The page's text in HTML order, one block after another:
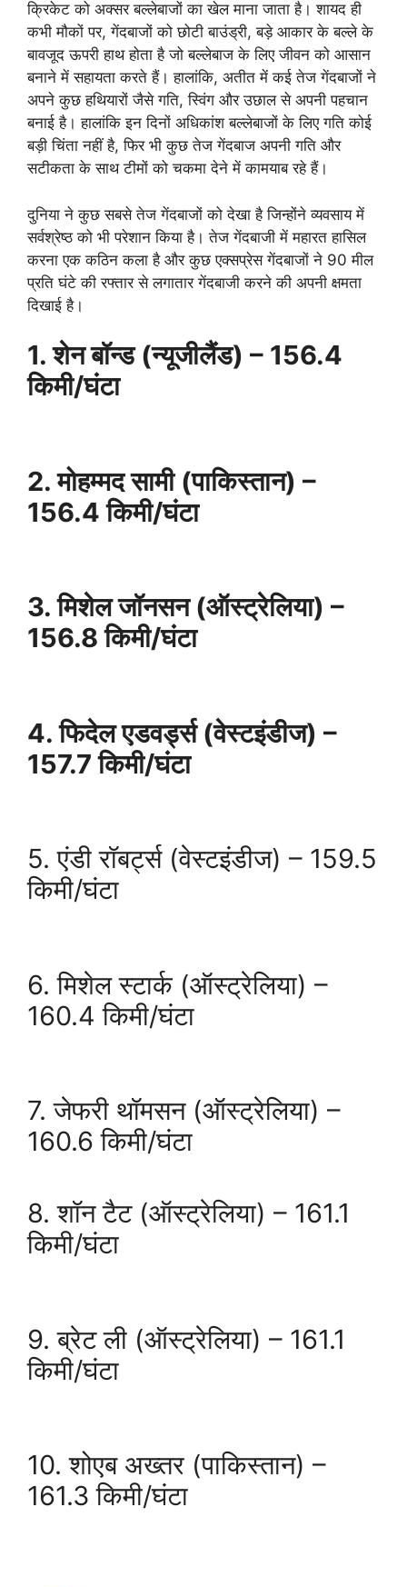
क्रिकेट को अक्सर बल्लेबाजों का खेल माना जाता है। शायद ही
कभी मौकों पर, गेंदबाजों को छोटी बाउंड्री, बड़े आकार के बल्ले के
बावजूद ऊपरी हाथ होता है जो बल्लेबाज के लिए जीवन को आसान
बनाने में सहायता करते हैं। हालांकि, अतीत में कई तेज गेंदबाजों ने
अपने कुछ हथियारों जैसे गति, स्विंग और उछाल से अपनी पहचान
बनाई है। हालांकि इन दिनों अधिकांश बल्लेबाजों के लिए गति कोई
बड़ी चिंता नहीं है, फिर भी कुछ तेज गेंदबाज अपनी गति और
सटीकता के साथ टीमों को चकमा देने में कामयाब रहे हैं।
दुनिया ने कुछ सबसे तेज गेंदबाजों को देखा है जिन्होंने व्यवसाय में
सर्वश्रेष्ठ को भी परेशान किया है। तेज गेंदबाजी में महारत हासिल
करना एक कठिन कला है और कुछ एक्सप्रेस गेंदबाजों ने 90 मील
प्रति घंटे की रफ्तार से लगातार गेंदबाजी करने की अपनी क्षमता
दिखाई है।
1. शेन बॉन्ड (न्यूजीलैंड) – 156.4
किमी/घंटा
2. मोहम्मद सामी (पाकिस्तान) –
156.4 किमी/घंटा
3. मिशेल जॉनसन (ऑस्ट्रेलिया) –
156.8 किमी/घंटा
4. फिदेल एडवर्ड्स (वेस्टइंडीज) –
157.7 किमी/घंटा
5. एंडी रॉबर्ट्स (वेस्टइंडीज) – 159.5
किमी/घंटा
6. मिशेल स्टार्क (ऑस्ट्रेलिया) –
160.4 किमी/घंटा
7. जेफरी थॉमसन (ऑस्ट्रेलिया) –
160.6 किमी/घंटा
8. शॉन टैट (ऑस्ट्रेलिया) – 161.1
किमी/घंटा
9. ब्रेट ली (ऑस्ट्रेलिया) – 161.1
किमी/घंटा
10. शोएब अख्तर (पाकिस्तान) –
161.3 किमी/घंटा